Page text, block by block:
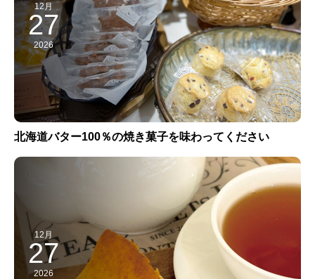
12月
27
2026
北海道バター100％の焼き菓子を味わってください
12月
27
2026